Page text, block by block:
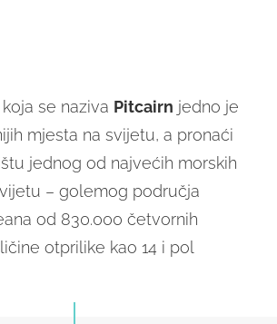
se naziva Pitcairn jedno je
mjesta na svijetu, a pronaći
jednog od najvećih morskih
– golemog područja
od 830.000 četvornih
otprilike kao 14 i pol